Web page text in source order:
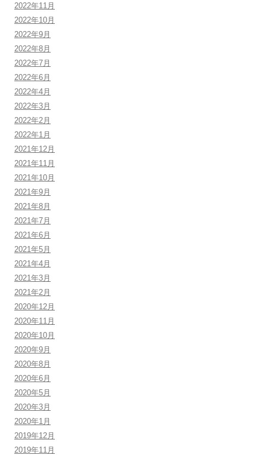
2022年11月
2022年10月
2022年9月
2022年8月
2022年7月
2022年6月
2022年4月
2022年3月
2022年2月
2022年1月
2021年12月
2021年11月
2021年10月
2021年9月
2021年8月
2021年7月
2021年6月
2021年5月
2021年4月
2021年3月
2021年2月
2020年12月
2020年11月
2020年10月
2020年9月
2020年8月
2020年6月
2020年5月
2020年3月
2020年1月
2019年12月
2019年11月